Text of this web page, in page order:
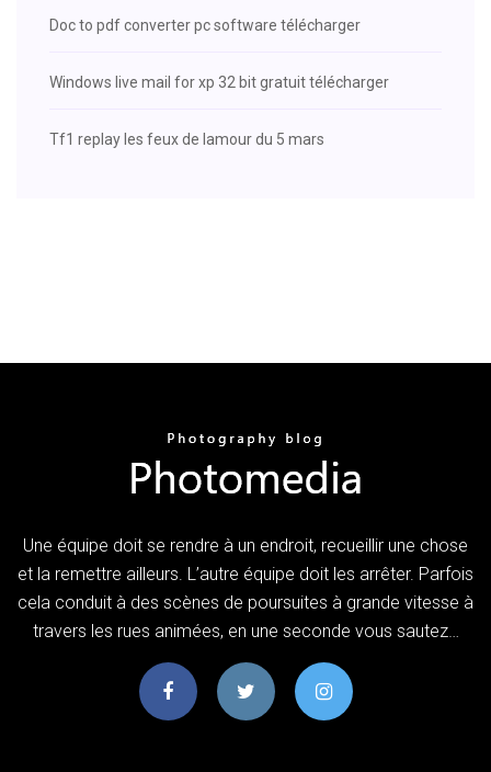
Doc to pdf converter pc software télécharger
Windows live mail for xp 32 bit gratuit télécharger
Tf1 replay les feux de lamour du 5 mars
Une équipe doit se rendre à un endroit, recueillir une chose
et la remettre ailleurs. L’autre équipe doit les arrêter. Parfois
cela conduit à des scènes de poursuites à grande vitesse à
travers les rues animées, en une seconde vous sautez…